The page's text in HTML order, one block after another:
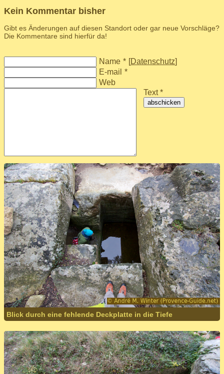
Kein Kommentar bisher
Gibt es Änderungen auf diesen Standort oder gar neue Vorschläge?
Die Kommentare sind hierfür da!
Name * [Datenschutz]
E-mail *
Web
Text *
abschicken
Blick durch eine fehlende Deckplatte in die Tiefe